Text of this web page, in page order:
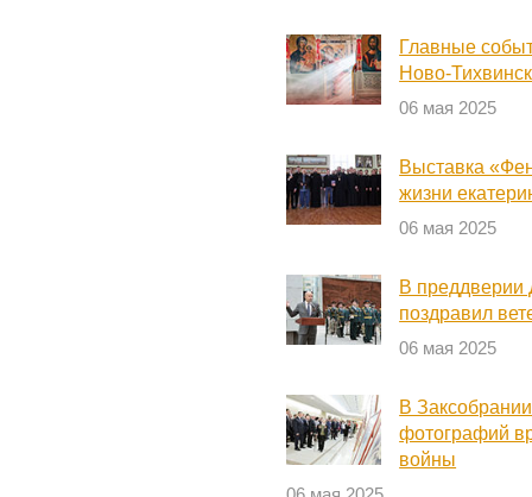
Главные
Ново-
06 мая 2025
Выставка
жизни
06 мая 2025
В
поздравил
06 мая 2025
В
фотографий
войны